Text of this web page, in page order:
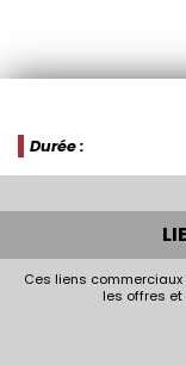
Durée :
Ces liens
les offres